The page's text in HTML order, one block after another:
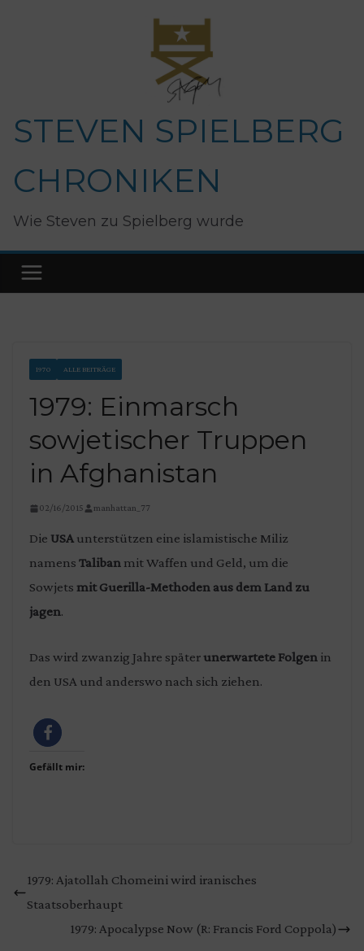
STEVEN SPIELBERG
CHRONIKEN
Wie Steven zu Spielberg wurde
1970 ALLE BEITRÄGE
1979: Einmarsch
sowjetischer Truppen
in Afghanistan
02/16/2015 manhattan_77
Die USA unterstützen eine islamistische Miliz
namens Taliban mit Waffen und Geld, um die
Sowjets mit Guerilla-Methoden aus dem Land zu
jagen.
Das wird zwanzig Jahre späterunerwartete Folgen in
den USA und anderswo nach sich ziehen.
Gefällt mir:
1979: Ajatollah Chomeini wird iranisches
Staatsoberhaupt
1979: Apocalypse Now (R: Francis Ford Coppola)